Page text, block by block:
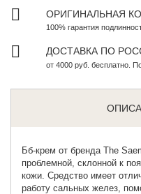
ОРИГИНАЛЬНАЯ
100% гарантия
ДОСТАВКА ПО
от 4000 руб. бесплатно.
Бб-крем от брендаThe
проблемной, склонной к
кожи. Средство имеет
работу сальных желез,